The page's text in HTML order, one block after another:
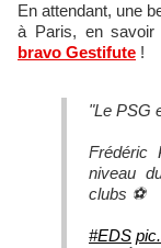
En attendant, une
à Paris, en
bravo Gestifute !
"Le
Frédéric
niveau
clubs ⚽️
#EDS